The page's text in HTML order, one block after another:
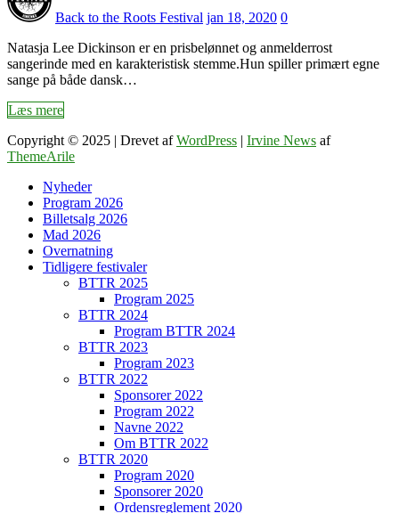
Back to the Roots Festival jan 18, 2020 0
Natasja Lee Dickinson er en prisbelønnet og anmelderrost
sangerinde med en karakteristisk stemme.Hun spiller primært egne
sange på både dansk…
Læs mere
Copyright © 2025 | Drevet afWordPress | Irvine News af
ThemeArile
Nyheder
Program 2026
Billetsalg 2026
Mad 2026
Overnatning
Tidligere festivaler
BTTR 2025
Program 2025
BTTR 2024
Program BTTR 2024
BTTR 2023
Program 2023
BTTR 2022
Sponsorer 2022
Program 2022
Navne 2022
Om BTTR 2022
BTTR 2020
Program 2020
Sponsorer 2020
Ordensreglement 2020